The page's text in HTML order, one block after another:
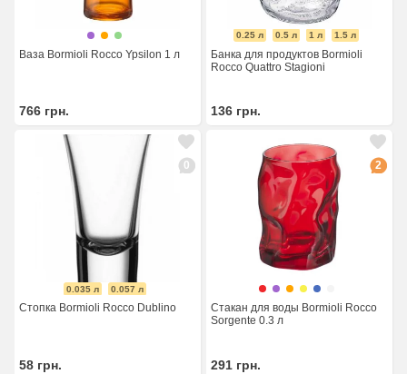
Ваза Bormioli Rocco Ypsilon 1 л
766 грн.
0.25 л 0.5 л 1 л 1.5 л
Банка для продуктов Bormioli
Rocco Quattro Stagioni
136 грн.
0
0.035 л 0.057 л
Стопка Bormioli Rocco Dublino
58 грн.
2
Стакан для воды Bormioli Rocco
Sorgente 0.3 л
291 грн.